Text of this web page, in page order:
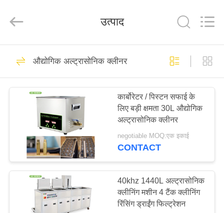
उत्पादों
दिखाएँ
हमारे
Technology
limited.
औद्योगिक अल्ट्रासोनिक
क्लीनर
345
मोटर वाहन अल्ट्रासोनिक
क्लीनर
104
उत्पाद
औद्योगिक अल्ट्रासोनिक क्लीनर
कार्बोरेटर / पिस्टन सफाई के
लिए बड़ी क्षमता 30L औद्योगिक
अल्ट्रासोनिक क्लीनर
negotiable MOQ:एक इकाई
CONTACT
40khz 1440L अल्ट्रासोनिक
क्लीनिंग मशीन 4 टैंक क्लीनिंग
रिंसिंग ड्राईंग फिल्ट्रेशन